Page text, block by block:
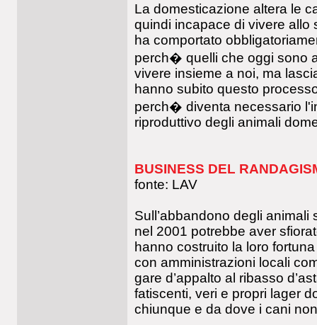
La domesticazione altera le
quindi incapace di vivere allo
ha comportato
perch� quelli che oggi sono
vivere insieme a noi, ma
hanno subito questo
perch� diventa necessario
riproduttivo degli animali
BUSINESS DEL
fonte: LAV
Sull’abbandono degli
nel 2001 potrebbe aver
hanno costruito la loro
con amministrazioni locali
gare d’appalto al ribasso
fatiscenti, veri e propri lager
chiunque e da dove i cani